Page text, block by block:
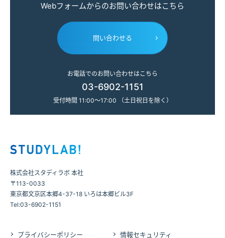
Webフォームからのお問い合わせはこちら
問い合わせる
お電話でのお問い合わせはこちら
03-6902-1151
受付時間 11:00～17:00 （土日祝日を除く）
株式会社スタディラボ 本社
〒113-0033
東京都文京区本郷4-37-18 いろは本郷ビル3F
Tel:03-6902-1151
プライバシーポリシー 情報セキュリティ